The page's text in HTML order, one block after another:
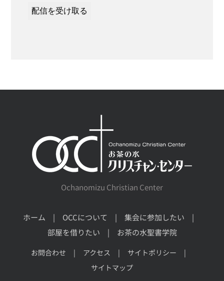
Ochanomizu Christian Center
ホーム OCCについて
集会に参加したい
部屋を借りたい
お茶の水聖書学院
お問合わせ アクセス
サイトポリシー
サイトマップ